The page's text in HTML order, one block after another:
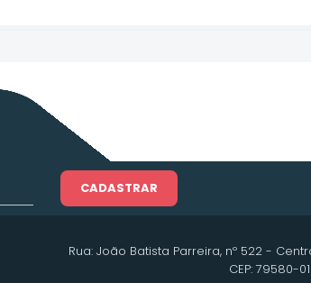
CADASTRAR
Rua: João Batista Parreira, nº 522 -
CEP: 79580-